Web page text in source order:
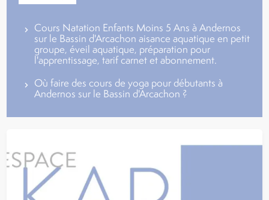
Cours Natation Enfants Moins 5 Ans à Andernos
sur le Bassin d'Arcachon aisance aquatique en petit
groupe, éveil aquatique, préparation pour
l'apprentissage, tarif carnet et abonnement.
Où faire des cours de yoga pour débutants à
Andernos sur le Bassin d'Arcachon ?